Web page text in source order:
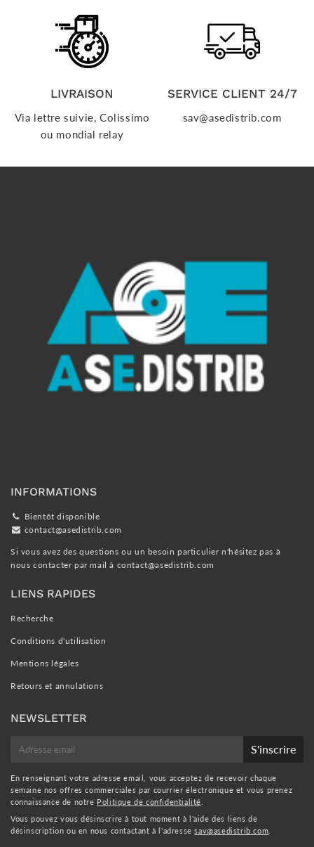
LIVRAISON
Via lettre suivie, Colissimo
ou mondial relay
SERVICE CLIENT 24/7
sav@asedistrib.com
INFORMATIONS
Bientôt disponible
contact@asedistrib.com
Si vous avez des questions ou un besoin particulier n'hésitez pas à
nous contacter par mail à contact@asedistrib.com
LIENS RAPIDES
Recherche
Conditions d'utilisation
Mentions légales
Retours et annulations
NEWSLETTER
mail
S'inscrire
En renseignant votre adresse email, vous acceptez de recevoir chaque
semaine nos offres commerciales par courrier électronique et vous prenez
connaissance de notre Politique de confidentialité
Vous pouvez vous désinscrire à tout moment à l'aide des liens de
désinscription ou en nous contactant à l'adressesav@asedistrib.com